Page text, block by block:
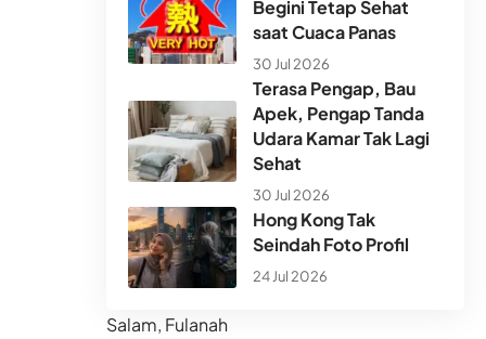
Begini Tetap Sehat
saat Cuaca Panas
30 Jul 2026
Terasa Pengap, Bau
Apek, Pengap Tanda
Udara Kamar Tak Lagi
Sehat
30 Jul 2026
Hong Kong Tak
Seindah Foto Profil
24 Jul 2026
Salam, Fulanah